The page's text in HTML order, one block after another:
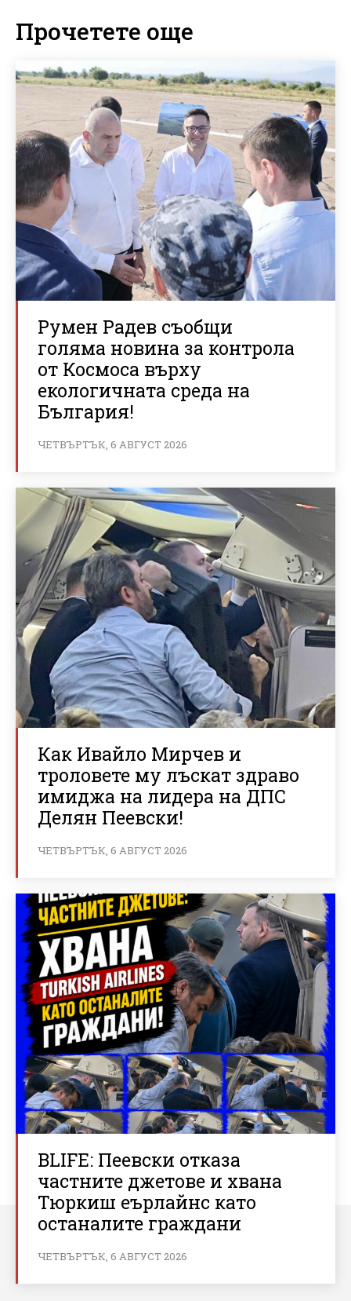
Прочетете още
Румен Радев съобщи
голяма новина за контрола
от Космоса върху
екологичната среда на
България!
ЧЕТВЪРТЪК, 6 АВГУСТ 2026
Как Ивайло Мирчев и
троловете му лъскат здраво
имиджа на лидера на ДПС
Делян Пеевски!
ЧЕТВЪРТЪК, 6 АВГУСТ 2026
BLIFE: Пеевски отказа
частните джетове и хвана
Тюркиш еърлайнс като
останалите граждани
ЧЕТВЪРТЪК, 6 АВГУСТ 2026